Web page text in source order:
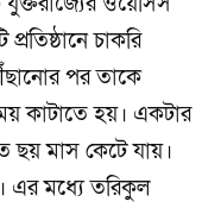
চাকরি
পর তাকে
কাটাতে হয়। একটার
ছয় মাস কেটে যায়।
এর মধ্যে তরিকুল